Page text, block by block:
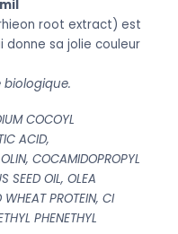
root extract) est
donne sa jolie couleur
biologique.
COCOYL
ACID,
COCAMIDOPROPYL
SEED OIL, OLEA
WHEAT PROTEIN, CI
PHENETHYL